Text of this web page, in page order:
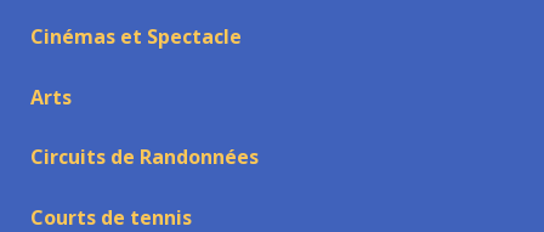
Cinémas et Spectacle
Arts
Circuits de Randonnées
Courts de tennis